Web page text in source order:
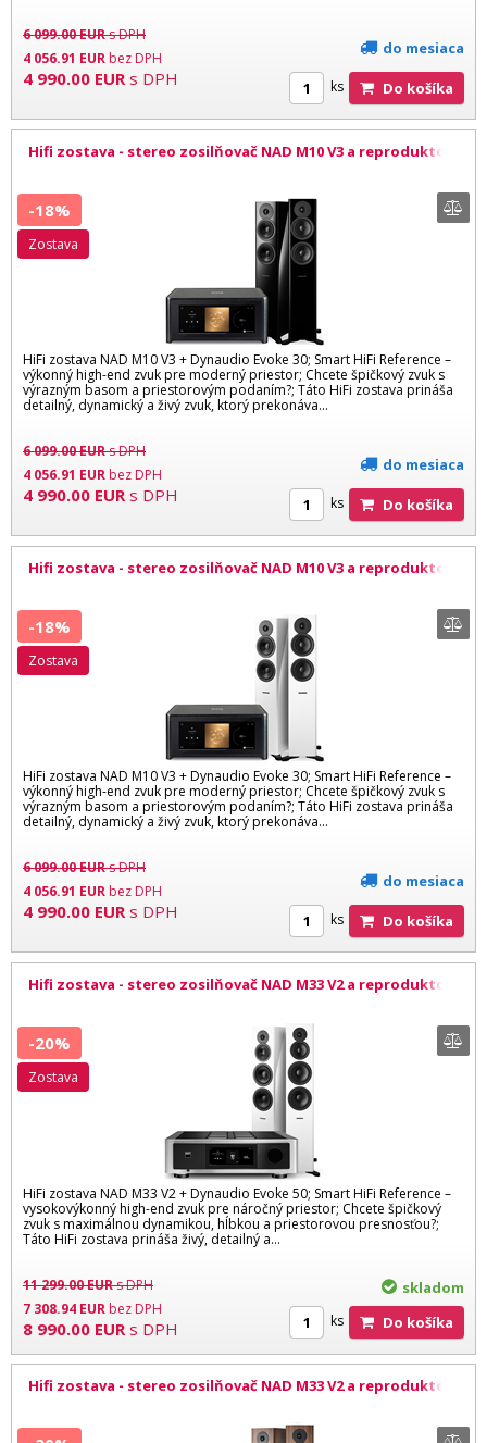
6 099.00EURs DPH
4 056.91 EURbez DPH
4 990.00 EUR s DPH
do mesiaca
ks Do košíka
Hifi zostava - stereo zosilňovač NAD M10 V3 a reproduktory
HiFi zostava NAD M10 V3 + Dynaudio Evoke 30; Smart HiFi Reference –
výkonný high-end zvuk pre moderný priestor; Chcete špičkový zvuk s
výrazným basom a priestorovým podaním?; Táto HiFi zostava prináša
detailný, dynamický a živý zvuk, ktorý prekonáva...
6 099.00EURs DPH
4 056.91 EURbez DPH
4 990.00 EUR s DPH
-18%
zostava
do mesiaca
ks Do košíka
Hifi zostava - stereo zosilňovač NAD M10 V3 a reproduktory
HiFi zostava NAD M10 V3 + Dynaudio Evoke 30; Smart HiFi Reference –
výkonný high-end zvuk pre moderný priestor; Chcete špičkový zvuk s
výrazným basom a priestorovým podaním?; Táto HiFi zostava prináša
detailný, dynamický a živý zvuk, ktorý prekonáva...
6 099.00EURs DPH
4 056.91 EUR bez DPH
4 990.00 EUR s DPH
-18%
zostava
do mesiaca
ks Do košíka
Hifi zostava - stereo zosilňovač NAD M33 V2 a reproduktory
HiFi zostava NAD M33 V2 + Dynaudio Evoke 50; Smart HiFi Reference –
vysokovýkonný high-end zvuk pre náročný priestor; Chcete špičkový
zvuk s maximálnou dynamikou, hĺbkou a priestorovou presnosťou?;
Táto HiFi zostava prináša živý, detailný a...
11 299.00EURs DPH
7 308.94 EURbez DPH
8 990.00 EUR s DPH
-20%
zostava
skladom
ks Do košíka
Hifi zostava - stereo zosilňovač NAD M33 V2 a reproduktory